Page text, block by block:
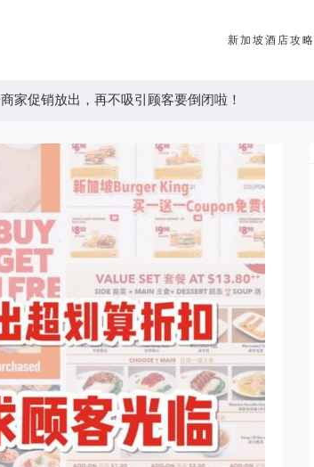
新加坡酒店攻略
家促销放出，再不吸引顾客要倒闭啦！